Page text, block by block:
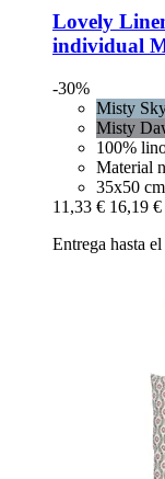
Lovely
individual
-30%
Misty
Misty
100%
Material
35x50
11,33 € 16,19 €
Entrega hasta